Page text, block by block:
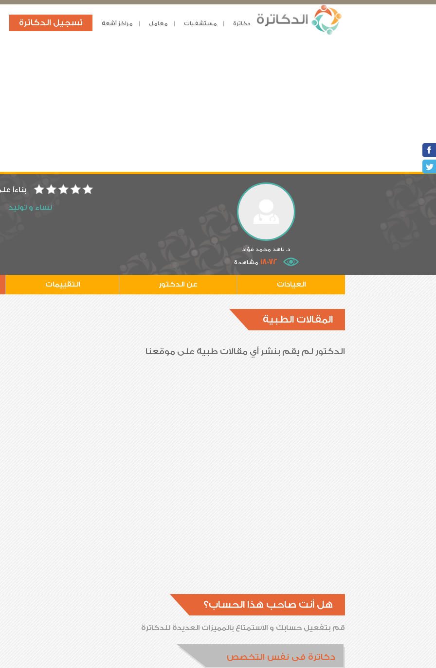
دكاترة مستشفيات معامل مراكز أشعة تسجيل الدكاترة
د. ناهد محمد فؤاد
18072 مشاهدة
بناءاً
نساء و توليد
العيادات عن الدكتور التقييمات
المقالات الطبية
الدكتور لم يقم بنشر أي مقالات طبية على موقعنا
هل أنت صاحب هذا الحساب؟
قم بتفعيل حسابك و الاستمتاع بالمميزات العديدة للدكاترة
دكاترة فى نفس التخصص